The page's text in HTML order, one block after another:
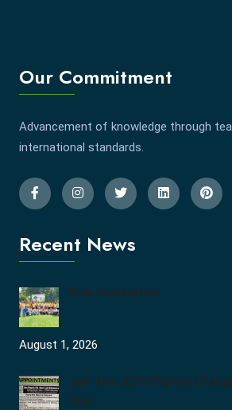
Our Commitment
Advancement of knowledge through
international standards.
Recent News
Tree Plantation
August 1, 2026
Join the JCDV Family |
Open